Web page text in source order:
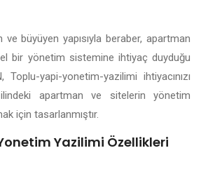
ve büyüyen yapısıyla beraber, apartman
bir yönetim sistemine ihtiyaç duyduğu
Toplu-yapi-yonetim-yazilimi ihtiyacınızı
apartman ve sitelerin yönetim
için tasarlanmıştır.
Yazilimi Özellikleri